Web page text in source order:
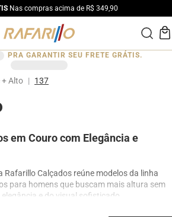
Nas compras acima de R$ 349,90
PRA GARANTIR SEU FRETE GRÁTIS.
+ Alto 137
em Couro com Elegância e
Rafarillo Calçados reúne modelos da linha
para homens que buscam mais altura sem
e do visual sofisticado.
interna de até 7 cm, proporcionando